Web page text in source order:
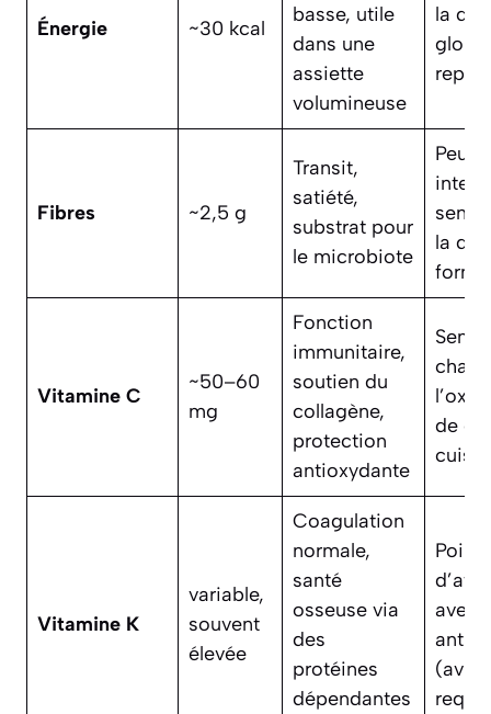
Énergie ~30 kcal
basse, utile
dans une
assiette
volumineuse
la
repas
Fibres ~2,5 g
Transit,
satiété,
substrat pour
le microbiote
Peut
la
forme
Vitamine C
~50–60
mg
Fonction
immunitaire,
soutien du
collagène,
protection
antioxydante
de
Vitamine K
variable,
souvent
élevée
Coagulation
normale,
santé
osseuse via
des
protéines
dépendantes
Point
avec
(avis